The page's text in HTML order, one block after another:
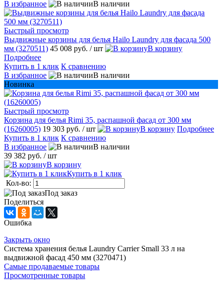
В избранное В наличии
Быстрый просмотр
Выдвижные корзины для белья Hailo Laundry для фасада 500
мм (3270511) 45 008 руб. / шт
В корзину
Подробнее
Купить в 1 клик К сравнению
В избранное
В наличии
Новинка
Быстрый просмотр
Корзина для белья Rimi 35, распашной фасад от 300 мм
(16260005) 19 303 руб. / шт В корзину Подробнее
Купить в 1 клик К сравнению
В избранное
В наличии
39 382 руб. / шт
В корзину
Купить в 1 клик
Кол-во:
Под заказ
Поделиться
Ошибка
Закрыть окно
Система хранения белья Laundry Carrier Small 33 л на
выдвижной фасад 450 мм (3270471)
Самые продаваемые товары
Просмотренные товары